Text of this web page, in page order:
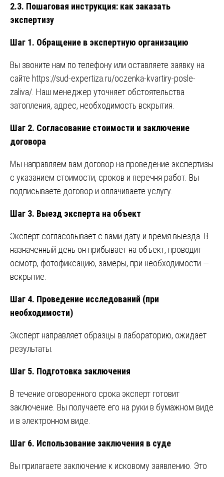
2.3. Пошаговая инструкция: как заказать
экспертизу
Шаг 1. Обращение в экспертную организацию
Вы звоните нам по телефону или оставляете заявку на
сайте https://sud-expertiza.ru/oczenka-kvartiry-posle-
zaliva/ . Наш менеджер уточняет обстоятельства
затопления, адрес, необходимость вскрытия.
Шаг 2. Согласование стоимости и заключение
договора
Мы направляем вам договор на проведение экспертизы
с указанием стоимости, сроков и перечня работ. Вы
подписываете договор и оплачиваете услугу.
Шаг 3. Выезд эксперта на объект
Эксперт согласовывает с вами дату и время выезда. В
назначенный день он прибывает на объект, проводит
осмотр, фотофиксацию, замеры, при необходимости —
вскрытие.
Шаг 4. Проведение исследований (при
необходимости)
Эксперт направляет образцы в лабораторию, ожидает
результаты.
Шаг 5. Подготовка заключения
В течение оговоренного срока эксперт готовит
заключение. Вы получаете его на руки в бумажном виде
и в электронном виде.
Шаг 6. Использование заключения в суде
Вы прилагаете заключение к исковому заявлению. Это